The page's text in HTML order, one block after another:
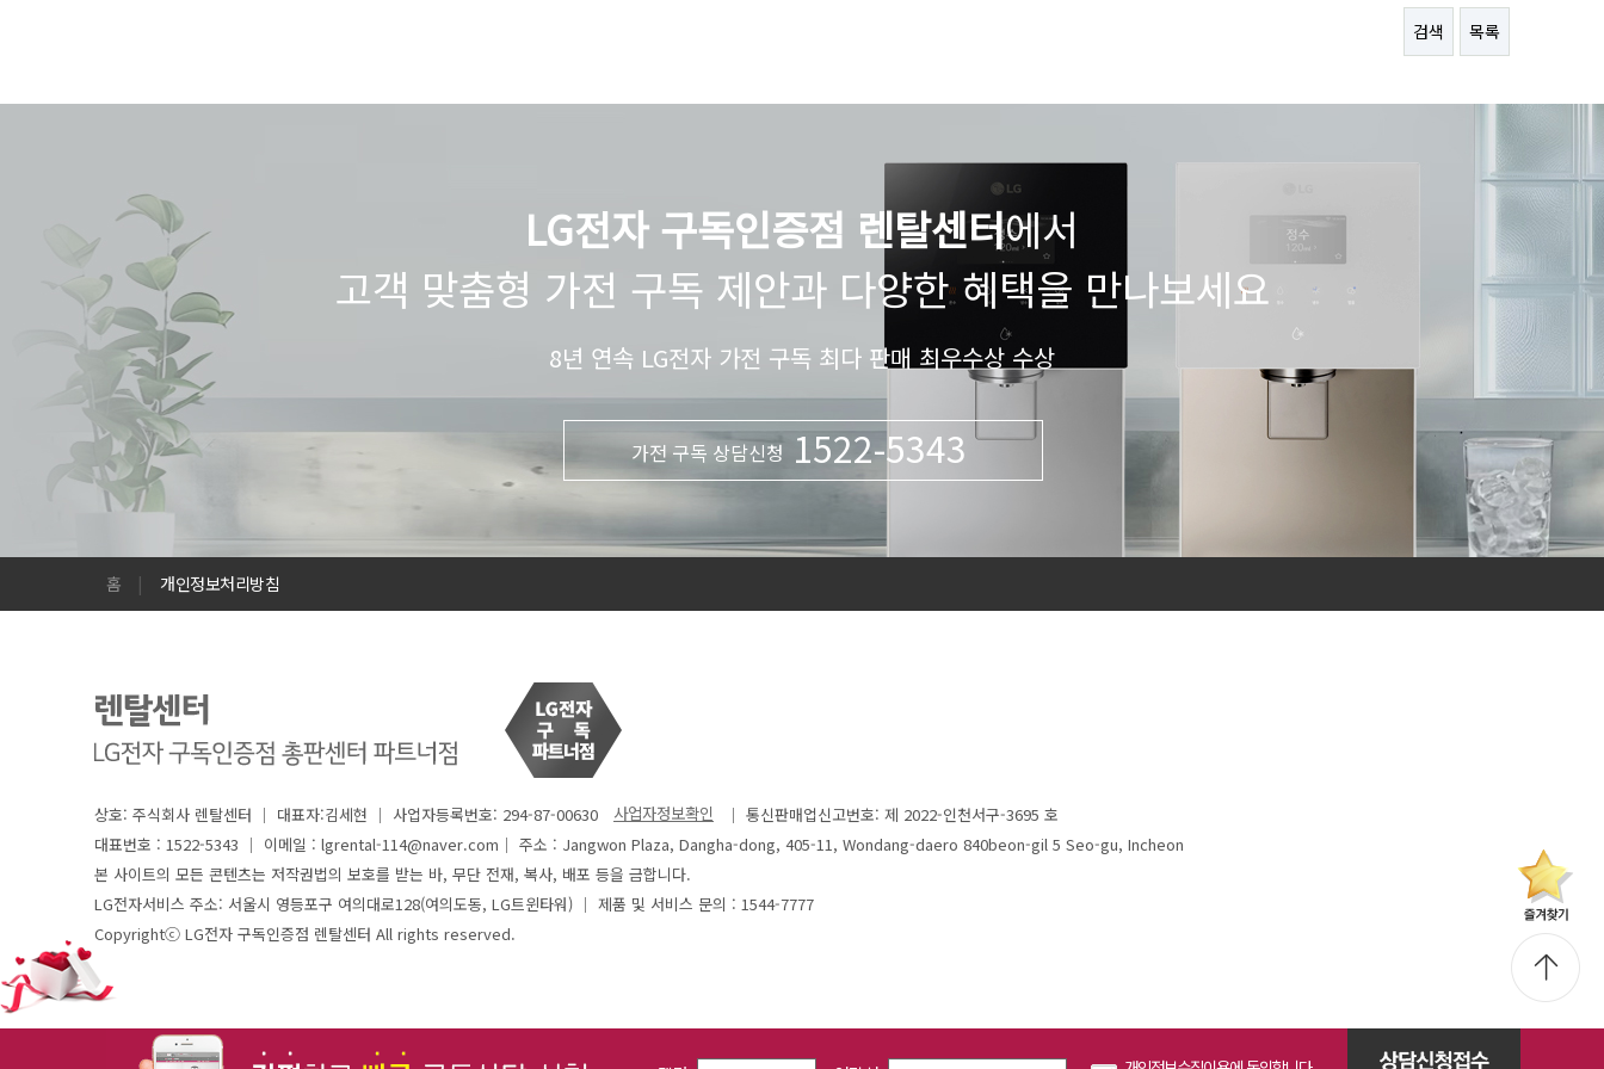
검색 목록
LG전자 구독인증점 렌탈센터에서
고객 맞춤형 가전 구독 제안과 다양한 혜택을 만나보세요
8년 연속 LG전자 가전 구독 최다 판매 최우수상 수상
가전 구독 상담신청1522-5343
홈 | 개인정보처리방침
상호: 주식회사 렌탈센터 │ 대표자:김세현 │ 사업자등록번호: 294-87-00630
│ 통신판매업신고번호: 제 2022-인천서구-3695 호
대표번호 : 1522-5343 │ 이메일 : lgrental-114@naver.com│ 주소 : Jangwon Plaza, Dangha-dong, 405-11, Wondang-daero 840beon-gil 5 Seo-gu, Incheon
본 사이트의 모든 콘텐츠는 저작권법의 보호를 받는 바, 무단 전재, 복사, 배포 등을 금합니다.
LG전자서비스 주소: 서울시 영등포구 여의대로128(여의도동, LG트윈타워) │ 제품 및 서비스 문의 : 1544-7777
Copyrightⓒ LG전자 구독인증점 렌탈센터 All rights reserved.